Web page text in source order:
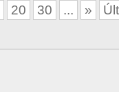
20 30 ... »